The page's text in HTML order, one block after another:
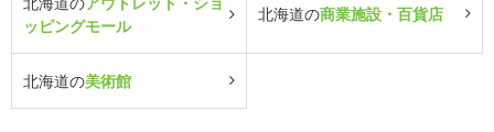
ッピングモール
北海道の商業施設・百貨店
北海道の美術館